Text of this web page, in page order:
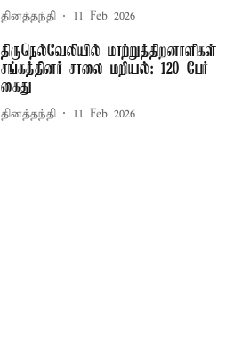
தினத்தந்தி 11 Feb 2026
திருநெல்வேலியில் மாற்றுத்திறனாளிகள்
சங்கத்தினர் சாலை மறியல்: 120 பேர்
கைது
தினத்தந்தி 11 Feb 2026